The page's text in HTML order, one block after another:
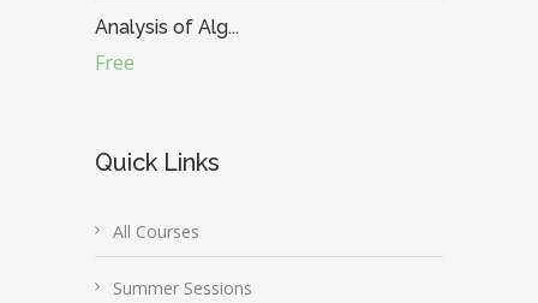
Analysis of Alg...
Free
Quick Links
All Courses
Summer Sessions